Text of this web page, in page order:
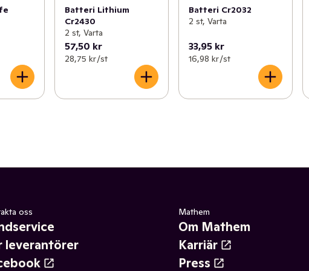
Batteri Lithium
Cr2430
2 st, Varta
57,50 kr
28,75 kr /st
Batteri Cr2032
2 st, Varta
33,95 kr
16,98 kr /st
oss
leverantörer
Mathem
Om Mathem
Karriär
Press